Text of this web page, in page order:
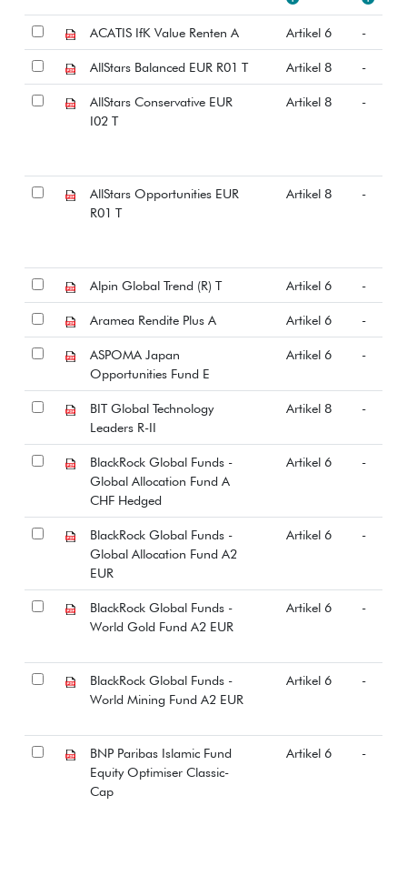
ACATIS IfK Value Renten A Artikel 6 -
AllStars Balanced EUR R01 T Artikel 8 -
AllStars Conservative EUR
I02 T
Artikel 8 -
AllStars Opportunities EUR
R01 T
Artikel 8 -
Alpin Global Trend (R) T Artikel 6 -
Aramea Rendite Plus A Artikel 6 -
ASPOMA Japan
Opportunities Fund E
Artikel 6 -
BIT Global Technology
Leaders R-II
Artikel 8 -
BlackRock Global Funds -
Global Allocation Fund A
CHF Hedged
Artikel 6 -
BlackRock Global Funds -
Global Allocation Fund A2
EUR
Artikel 6 -
BlackRock Global Funds -
World Gold Fund A2 EUR
Artikel 6 -
BlackRock Global Funds -
World Mining Fund A2 EUR
Artikel 6 -
BNP Paribas Islamic Fund
Equity Optimiser Classic-
Cap
Artikel 6 -